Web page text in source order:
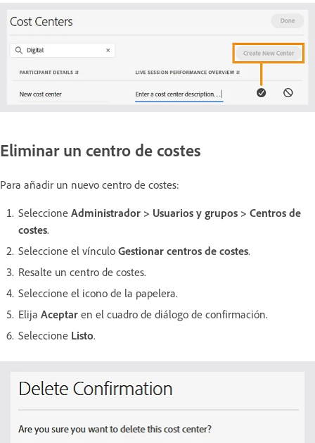
Eliminar un centro de costes
Para añadir un nuevo centro de costes:
Seleccione Administrador > Usuarios y grupos > Centros de
costes.
Seleccione el vínculo Gestionar centros de costes.
Resalte un centro de costes.
Seleccione el icono de la papelera.
Elija Aceptar en el cuadro de diálogo de confirmación.
Seleccione Listo.